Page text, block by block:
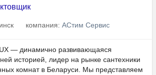
компания: АСтим Сервис
— динамично развивающаяся
историей, лидер на рынке сантехники
комнат в Беларуси. Мы представляем